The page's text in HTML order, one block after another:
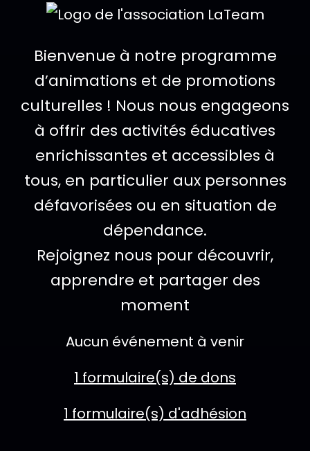
Logo de
Description de
Bienvenue à notre programme
d’animations et de promotions
culturelles ! Nous nous engageons
à offrir des activités éducatives
enrichissantes et accessibles à
tous, en particulier aux personnes
défavorisées ou en situation de
dépendance.
Rejoignez nous pour découvrir,
apprendre et partager des
moment
SERVICES ET ÉVÉNEMENTS DISPONIBLES
Aucun événement à venir
1 formulaire(s) de dons
1 formulaire(s) d'adhésion